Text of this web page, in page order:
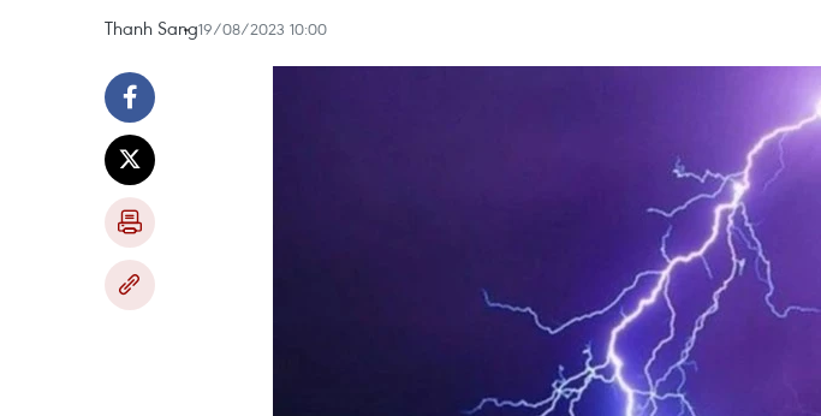
Thanh Sang19/08/2023 10:00